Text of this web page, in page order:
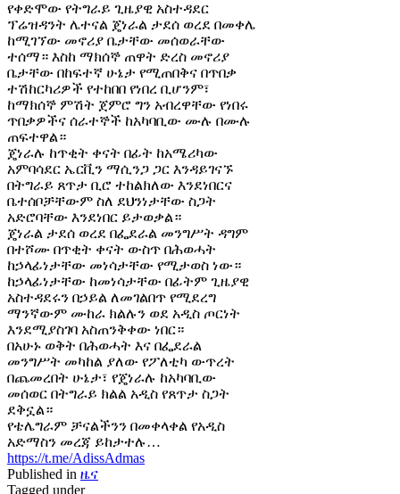
የቀድሞው የትግራይ ጊዜያዊ አስተዳደር
ፕሬዝዳንት ሌተናል ጄነራል ታደሰ ወረደ በመቀሌ
ከሚገኘው መኖሪያ ቤታቸው መሰወራቸው
ተሰማ። እስከ ማክሰኞ ጠዋት ድረስ መኖሪያ
ቤታቸው በከፍተኛ ሁኔታ የሚጠበቅና በጥበቃ
ተሽከርካሪዎች የተከበበ የነበረ ቢሆንም፣
ከማክሰኞ ምሽት ጀምሮ ግን አብረዋቸው የነበሩ
ጥበቃዎችና ሰራተኞች ከአካባቢው ሙሉ በሙሉ
ጠፍተዋል።
ጄነራሉ ከጥቂት ቀናት በፊት ከአሜሪካው
አምባሳደር ኤርቪን ማሲንጋ ጋር እንዳይገናኙ
በትግራይ ጸጥታ ቢሮ ተከልክለው እንደነበርና
ቤተሰቦቻቸውም ስለ ደህንነታቸው ስጋት
አድሮባቸው እንደነበር ይታወቃል።
ጄነራል ታደሰ ወረደ በፌደራል መንግሥት ዳግም
በተሾሙ በጥቂት ቀናት ውስጥ በሕወሓት
ከኃላፊነታቸው መነሳታቸው የሚታወስ ነው።
ከኃላፊነታቸው ከመነሳታቸው በፊትም ጊዜያዊ
አስተዳደሩን በኃይል ለመገልበጥ የሚደረግ
ማንኛውም ሙከራ ክልሉን ወደ አዲስ ጦርነት
እንደሚያስገባ አስጠንቅቀው ነበር።
በአሁኑ ወቅት በሕወሓት እና በፌደራል
መንግሥት መካከል ያለው የፖለቲካ ውጥረት
በጨመረበት ሁኔታ፣ የጄነራሉ ከአካባቢው
መሰወር በትግራይ ክልል አዲስ የጸጥታ ስጋት
ደቅኗል።
የቴሌግራም ቻናልችንን በመቀላቀል የአዲስ
አድማስን መረጃ ይከታተሉ…
https://t.me/AdissAdmas
Published in ዜና
Tagged under